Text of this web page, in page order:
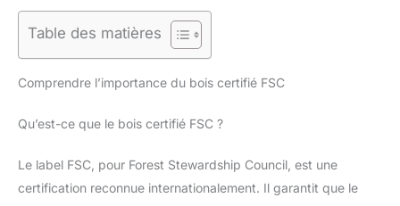
Table des matières
Comprendre l’importance du bois certifié FSC
Qu’est-ce que le bois certifié FSC ?
Le label FSC, pour Forest Stewardship Council, est une
certification reconnue internationalement. Il garantit que le